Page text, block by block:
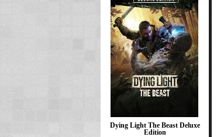
Dying Light The Beast Deluxe
Edition